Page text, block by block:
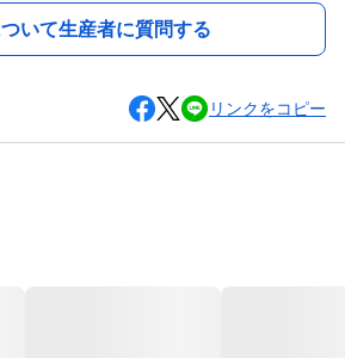
いて生産者に質問する
リンクをコピー